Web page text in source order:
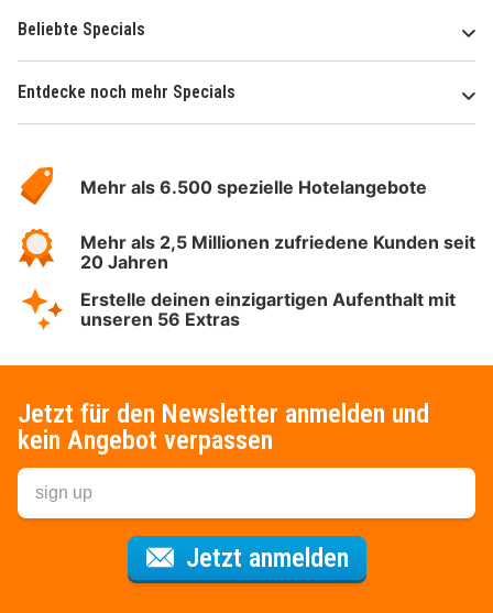
Beliebte Specials
Entdecke noch mehr Specials
Hotelspecials
Mehr als 6.500 spezielle Hotelangebote
Mehr als 2,5 Millionen zufriedene Kunden seit
20 Jahren
Erstelle deinen einzigartigen Aufenthalt mit
unseren 56 Extras
Jetzt für den Newsletter anmelden und
kein Angebot verpassen
Jetzt anmeldenFür den